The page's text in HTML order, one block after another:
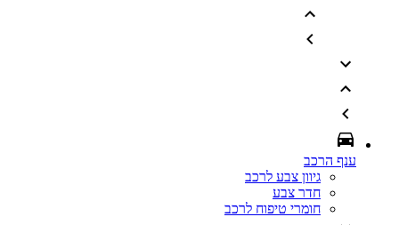
ענף הרכב
גיוון צבע לרכב
חדר צבע
חומרי טיפוח לרכב